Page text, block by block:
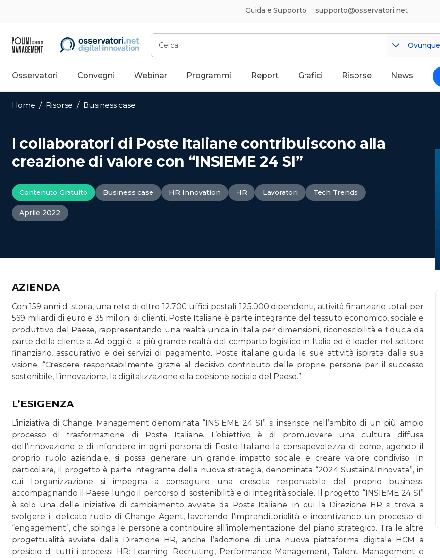
Guida e Supporto supporto@osservatori.net
Cerca
Ovunque
Osservatori Convegni Webinar Programmi Report Grafici Risorse News
Home / Risorse / Business case
I collaboratori di Poste Italiane contribuiscono alla
creazione di valore con “INSIEME 24 SI”
Contenuto Gratuito Business case HR Innovation HR Lavoratori Tech Trends
Aprile 2022
AZIENDA
Con 159 anni di storia, una rete di oltre 12.700 uffici postali, 125.000 dipendenti, attività finanziarie totali per
569 miliardi di euro e 35 milioni di clienti, Poste Italiane è parte integrante del tessuto economico, sociale e
produttivo del Paese, rappresentando una realtà unica in Italia per dimensioni, riconoscibilità e fiducia da
parte della clientela. Ad oggi è la più grande realtà del comparto logistico in Italia ed è leader nel settore
finanziario, assicurativo e dei servizi di pagamento. Poste italiane guida le sue attività ispirata dalla sua
visione: “Crescere responsabilmente grazie al decisivo contributo delle proprie persone per il successo
sostenibile, l’innovazione, la digitalizzazione e la coesione sociale del Paese.”
L’ESIGENZA
L’iniziativa di Change Management denominata “INSIEME 24 SI” si inserisce nell’ambito di un più ampio
processo di trasformazione di Poste Italiane. L’obiettivo è di promuovere una cultura diffusa
dell’innovazione e di infondere in ogni persona di Poste Italiane la consapevolezza di come, agendo il
proprio ruolo aziendale, si possa generare un grande impatto sociale e creare valore condiviso. In
particolare, il progetto è parte integrante della nuova strategia, denominata “2024 Sustain&Innovate”, in
cui l’organizzazione si impegna a conseguire una crescita responsabile del proprio business,
accompagnando il Paese lungo il percorso di sostenibilità e di integrità sociale. Il progetto “INSIEME 24 SI”
è solo una delle iniziative di cambiamento avviate da Poste Italiane, in cui la Direzione HR si trova a
svolgere il delicato ruolo di Change Agent, favorendo l’imprenditorialità e incentivando un processo di
“engagement”, che spinga le persone a contribuire all’implementazione del piano strategico. Tra le altre
progettualità avviate dalla Direzione HR, anche l’adozione di una nuova piattaforma digitale HCM a
presidio di tutti i processi HR: Learning, Recruiting, Performance Management, Talent Management e